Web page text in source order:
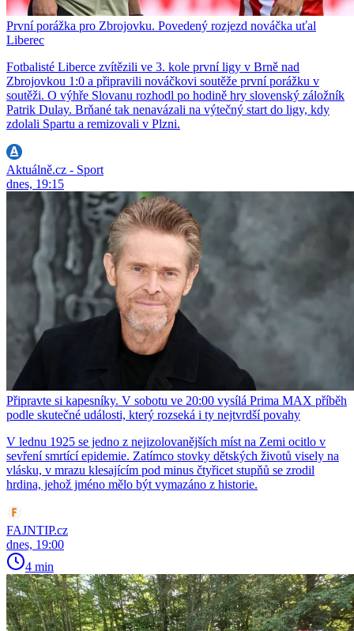
První porážka pro Zbrojovku. Povedený rozjezd nováčka uťal
Liberec
Fotbalisté Liberce zvítězili ve 3. kole první ligy v Brně nad
Zbrojovkou 1:0 a připravili nováčkovi soutěže první porážku v
soutěži. O výhře Slovanu rozhodl po hodině hry slovenský záložník
Patrik Dulay. Brňané tak nenavázali na výtečný start do ligy, kdy
zdolali Spartu a remizovali v Plzni.
Aktuálně.cz - Sport
dnes, 19:15
Připravte si kapesníky. V sobotu ve 20:00 vysílá Prima MAX příběh
podle skutečné události, který rozseká i ty nejtvrdší povahy
V lednu 1925 se jedno z nejizolovanějších míst na Zemi ocitlo v
sevření smrtící epidemie. Zatímco stovky dětských životů visely na
vlásku, v mrazu klesajícím pod minus čtyřicet stupňů se zrodil
hrdina, jehož jméno mělo být vymazáno z historie.
FAJNTIP.cz
dnes, 19:00
4 min